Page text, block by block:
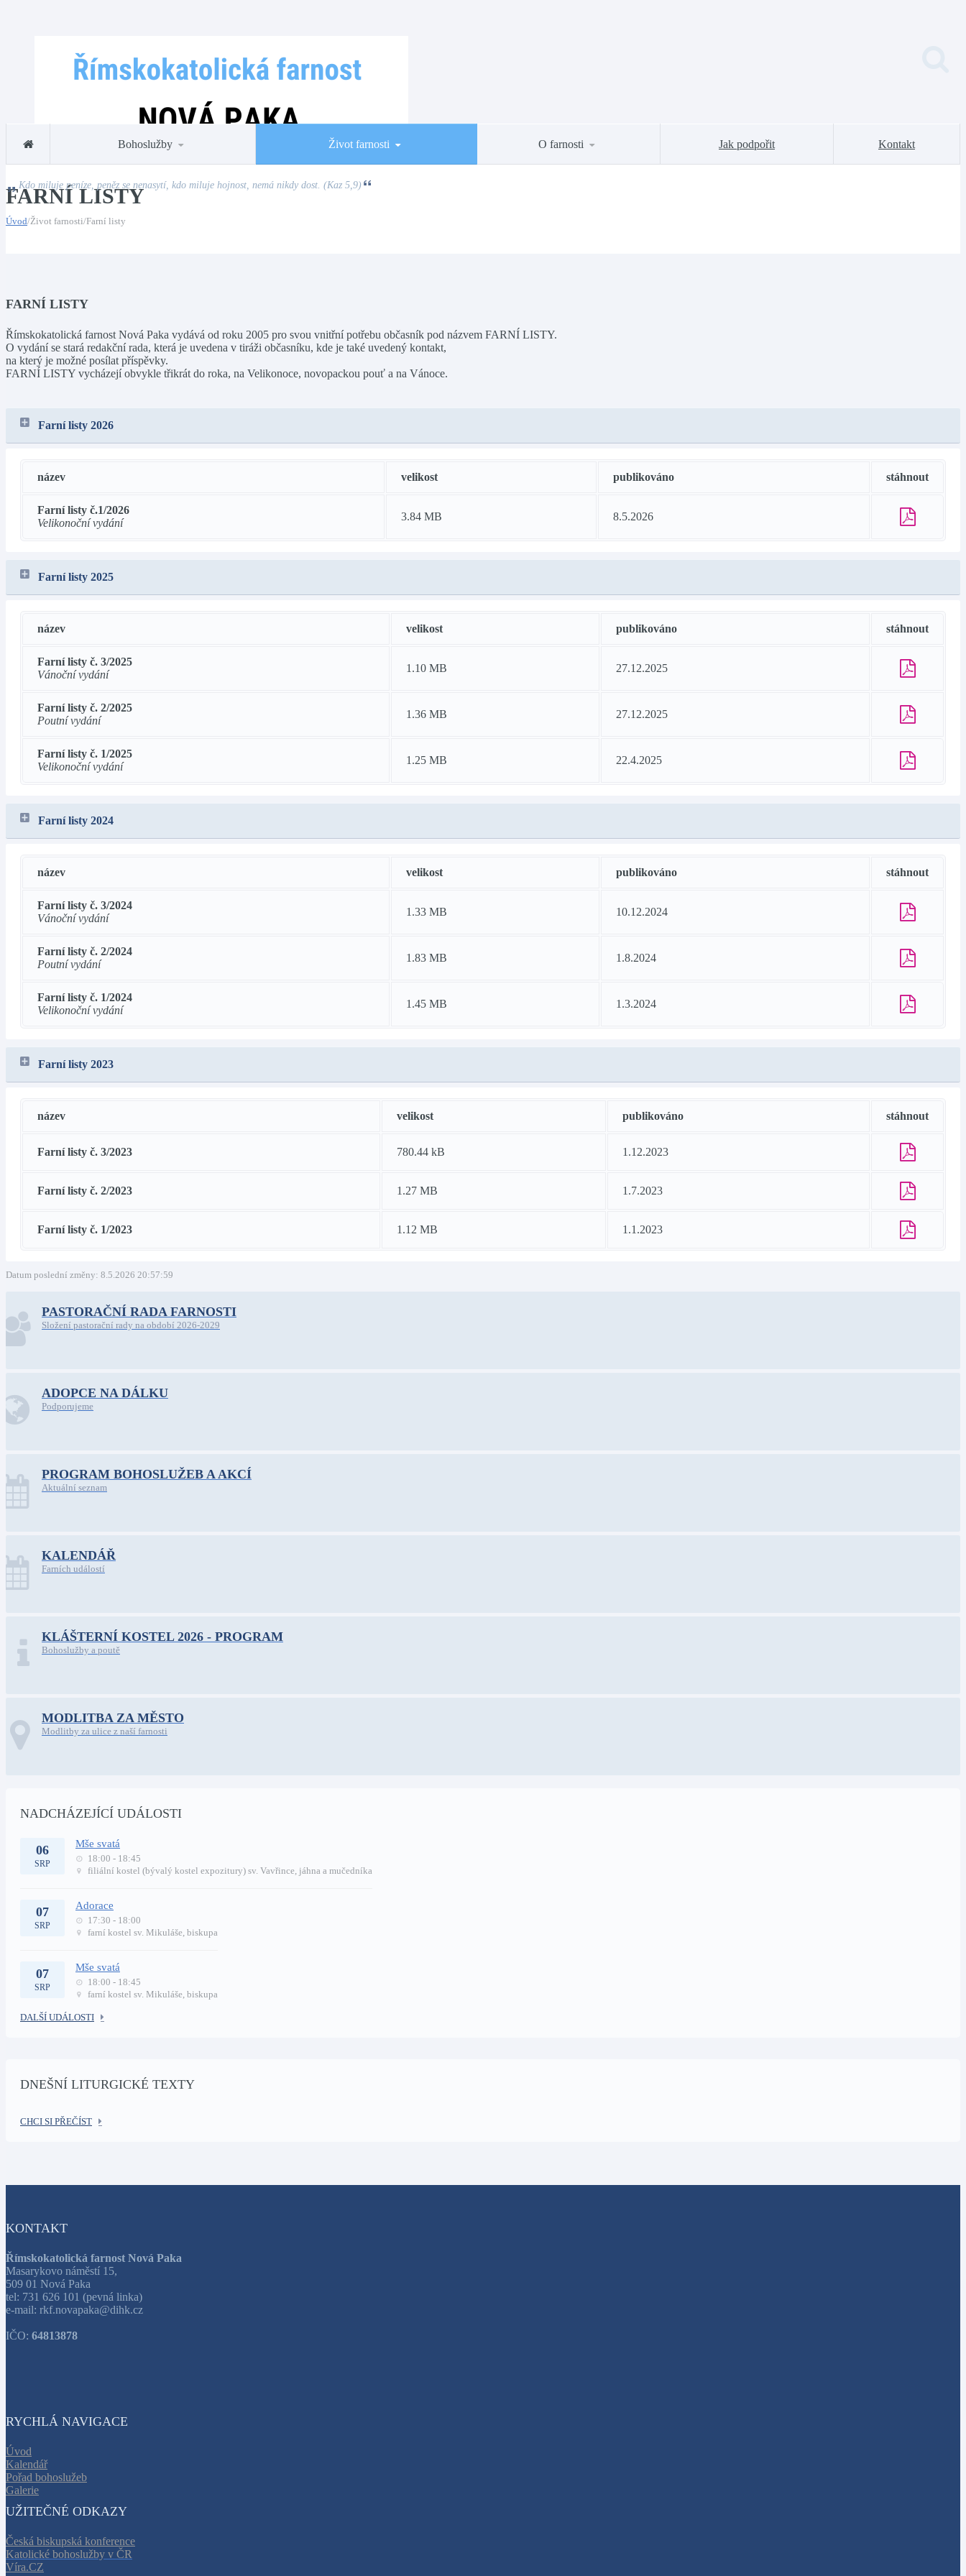
Kdo miluje peníze, peněz se nenasytí, kdo miluje hojnost, nemá nikdy dost. (Kaz 5,9)
Bohoslužby Život farnosti O farnosti Jak podpořit Kontakt
FARNÍ LISTY
Úvod/Život farnosti/Farní listy
FARNÍ LISTY
Římskokatolická farnost Nová Paka vydává od roku 2005 pro svou vnitřní potřebu občasník pod názvem FARNÍ LISTY.
O vydání se stará redakční rada, která je uvedena v tiráži občasníku, kde je také uvedený kontakt,
na který je možné posílat příspěvky.
FARNÍ LISTY vycházejí obvykle třikrát do roka, na Velikonoce, novopackou pouť a na Vánoce.
Farní listy 2026
název velikost publikováno stáhnout
Farní listy č.1/2026
Velikonoční vydání
3.84 MB 8.5.2026
Farní listy 2025
název velikost publikováno stáhnout
Farní listy č. 3/2025
Vánoční vydání
1.10 MB 27.12.2025
Farní listy č. 2/2025
Poutní vydání
1.36 MB 27.12.2025
Farní listy č. 1/2025
Velikonoční vydání
1.25 MB 22.4.2025
Farní listy 2024
název velikost publikováno stáhnout
Farní listy č. 3/2024
Vánoční vydání
1.33 MB 10.12.2024
Farní listy č. 2/2024
Poutní vydání
1.83 MB 1.8.2024
Farní listy č. 1/2024
Velikonoční vydání
1.45 MB 1.3.2024
Farní listy 2023
název velikost publikováno stáhnout
Farní listy č. 3/2023 780.44 kB 1.12.2023
Farní listy č. 2/2023 1.27 MB 1.7.2023
Farní listy č. 1/2023 1.12 MB 1.1.2023
Datum poslední změny: 8.5.2026 20:57:59
PASTORAČNÍ RADA FARNOSTI
Složení pastorační rady na období 2026-2029
ADOPCE NA DÁLKU
Podporujeme
PROGRAM BOHOSLUŽEB A AKCÍ
Aktuální seznam
KALENDÁŘ
Farních událostí
KLÁŠTERNÍ KOSTEL 2026 - PROGRAM
Bohoslužby a poutě
MODLITBA ZA MĚSTO
Modlitby za ulice z naší farnosti
NADCHÁZEJÍCÍ UDÁLOSTI
06
SRP
Mše svatá
18:00 - 18:45
filiální kostel (bývalý kostel expozitury) sv. Vavřince, jáhna a mučedníka
07
SRP
Adorace
17:30 - 18:00
farní kostel sv. Mikuláše, biskupa
07
SRP
Mše svatá
18:00 - 18:45
farní kostel sv. Mikuláše, biskupa
DALŠÍ UDÁLOSTI
DNEŠNÍ LITURGICKÉ TEXTY
CHCI SI PŘEČÍST
KONTAKT
Římskokatolická farnost Nová Paka
Masarykovo náměstí 15,
509 01 Nová Paka
tel: 731 626 101 (pevná linka)
e-mail: rkf.novapaka@dihk.cz
IČO: 64813878
RYCHLÁ NAVIGACE
Úvod
Kalendář
Pořad bohoslužeb
Galerie
UŽITEČNÉ ODKAZY
Česká biskupská konference
Katolické bohoslužby v ČR
Víra.CZ